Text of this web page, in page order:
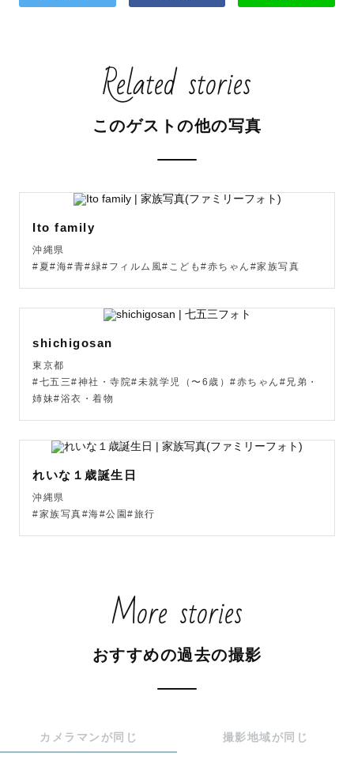
Related stories
このゲストの他の写真
Ito family
沖縄県
#夏#海#青#緑#フィルム風#こども#赤ちゃん#家族写真
shichigosan
東京都
#七五三#神社・寺院#未就学児（〜6歳）#赤ちゃん#兄弟・
姉妹#浴衣・着物
れいな１歳誕生日
沖縄県
#家族写真#海#公園#旅行
More stories
おすすめの過去の撮影
カメラマンが同じ 撮影地域が同じ